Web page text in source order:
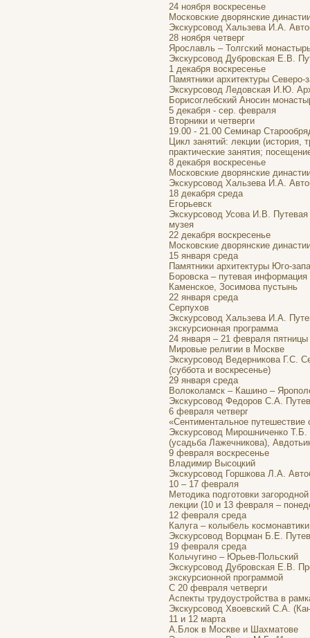
24 ноября воскресенье
Московские дворянские
Экскурсовод Хальзева И.А.
28 ноября четверг
Ярославль – Толгский
Экскурсовод Дубровская Е.В.
1 декабря воскресенье
Памятники архитектуры
Экскурсовод Ледовская И.Ю.
Борисоглебский Аносин
5 декабря - сер. февраля
Вторники и четверги
19.00 - 21.00 Семинар
Цикл занятий: лекции (история,
практические занятия;
8 декабря воскресенье
Московские дворянские
Экскурсовод Хальзева И.А.
18 декабря среда
Егорьевск
Экскурсовод Усова И.В.
музея
22 декабря воскресенье
Московские дворянские
15 января среда
Памятники архитектуры Юго-
Боровска – путевая
Каменское, Зосимова пустынь
22 января среда
Серпухов
Экскурсовод Хальзева И.А.
экскурсионная программа
24 января – 21 февраля пятницы
Мировые религии в Москве
Экскурсовод Ведерникова Г.С.
(суббота и воскресенье)
29 января среда
Волоколамск – Кашино –
Экскурсовод Федоров С.А.
6 февраля четверг
«Сентиментальное
Экскурсовод Мирошниченко Т.Б.
(усадьба Лажечникова),
9 февраля воскресенье
Владимир Высоцкий
Экскурсовод Горшкова Л.А.
10 – 17 февраля
Методика подготовки
лекции (10 и 13 февраля –
12 февраля среда
Калуга – колыбель космонавтики
Экскурсовод Ворцман Б.Е.
19 февраля среда
Кольчугино – Юрьев-Польский
Экскурсовод Дубровская Е.В.
экскурсионной программой
С 20 февраля четверги
Аспекты трудоустройства в
Экскурсовод Хвоевский С.А.
11 и 12 марта
А.Блок в Москве и Шахматове